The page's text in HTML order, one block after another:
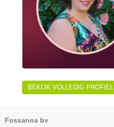
BEKIJK VOLLEDIG PROFIEL
Fossanna bv